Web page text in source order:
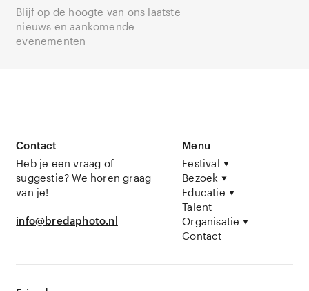
Blijf op de hoogte van ons laatste
nieuws en aankomende
evenementen
Contact
Heb je een vraag of
suggestie? We horen graag
van je!
info@bredaphoto.nl
Menu
Festival
Bezoek
Educatie
Talent
Organisatie
Contact